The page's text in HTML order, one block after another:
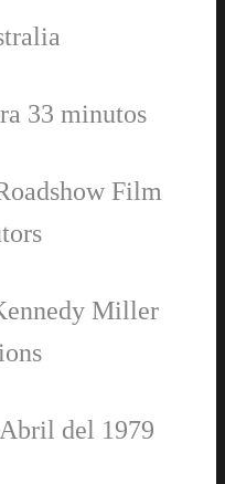
33 minutos
Film
Miller
del 1979